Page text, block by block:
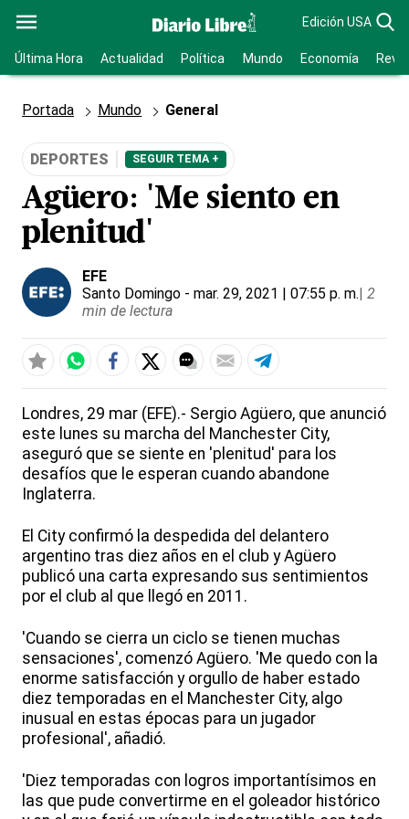
Edición USA
Última Hora Actualidad Política Mundo Economía
Portada Mundo General
DEPORTES SEGUIR TEMA +
Agüero: 'Me siento en
plenitud'
EFE
Santo Domingo - mar. 29, 2021 | 07:55 p. m.| 2
min de lectura
Londres, 29 mar (EFE).- Sergio Agüero, que anunció
este lunes su marcha del Manchester City,
aseguró que se siente en 'plenitud' para los
desafíos que le esperan cuando abandone
Inglaterra.
El City confirmó la despedida del delantero
argentino tras diez años en el club y Agüero
publicó una carta expresando sus sentimientos
por el club al que llegó en 2011.
'Cuando se cierra un ciclo se tienen muchas
sensaciones', comenzó Agüero. 'Me quedo con la
enorme satisfacción y orgullo de haber estado
diez temporadas en el Manchester City, algo
inusual en estas épocas para un jugador
profesional', añadió.
'Diez temporadas con logros importantísimos en
las que pude convertirme en el goleador histórico